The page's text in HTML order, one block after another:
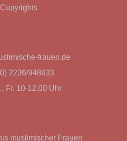
Copyrights
frauen.de
2236/948633
Fr. 10-12.00 Uhr
muslimischer Frauen